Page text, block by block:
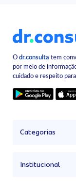
Odr.consulta tem
por meio de
cuidado e respeito
Categorias
Institucional